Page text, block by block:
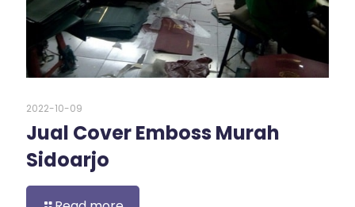
2022-10-09
Jual Cover Emboss Murah
Sidoarjo